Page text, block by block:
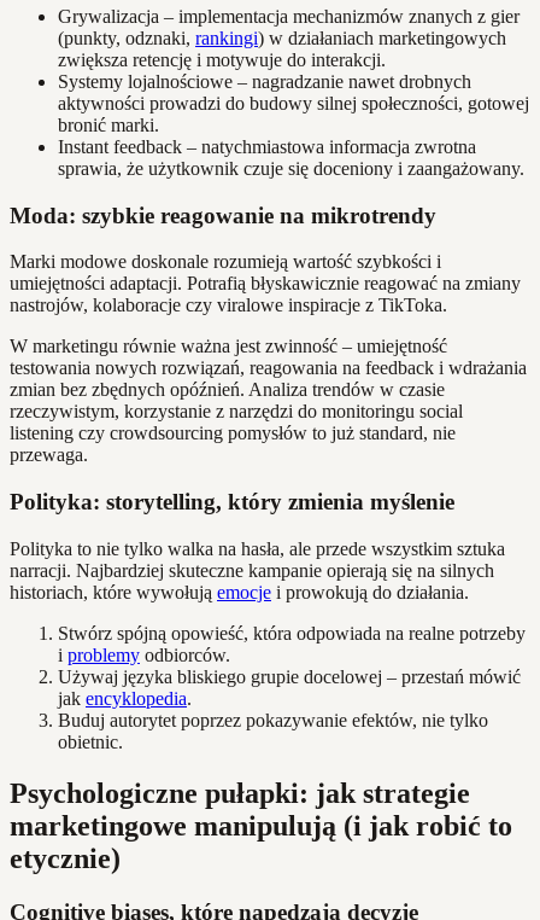
Grywalizacja – implementacja mechanizmów znanych z gier
(punkty, odznaki, rankingi) w działaniach marketingowych
zwiększa retencję i motywuje do interakcji.
Systemy lojalnościowe – nagradzanie nawet drobnych
aktywności prowadzi do budowy silnej społeczności, gotowej
bronić marki.
Instant feedback – natychmiastowa informacja zwrotna
sprawia, że użytkownik czuje się doceniony i zaangażowany.
Moda: szybkie reagowanie na mikrotrendy
Marki modowe doskonale rozumieją wartość szybkości i
umiejętności adaptacji. Potrafią błyskawicznie reagować na zmiany
nastrojów, kolaboracje czy viralowe inspiracje z TikToka.
W marketingu równie ważna jest zwinność – umiejętność
testowania nowych rozwiązań, reagowania na feedback i wdrażania
zmian bez zbędnych opóźnień. Analiza trendów w czasie
rzeczywistym, korzystanie z narzędzi do monitoringu social
listening czy crowdsourcing pomysłów to już standard, nie
przewaga.
Polityka: storytelling, który zmienia myślenie
Polityka to nie tylko walka na hasła, ale przede wszystkim sztuka
narracji. Najbardziej skuteczne kampanie opierają się na silnych
historiach, które wywołują emocje i prowokują do działania.
Stwórz spójną opowieść, która odpowiada na realne potrzeby
i problemy odbiorców.
Używaj języka bliskiego grupie docelowej – przestań mówić
jak encyklopedia.
Buduj autorytet poprzez pokazywanie efektów, nie tylko
obietnic.
Psychologiczne pułapki: jak strategie
marketingowe manipulują (i jak robić to
etycznie)
Cognitive biases, które napędzają decyzje